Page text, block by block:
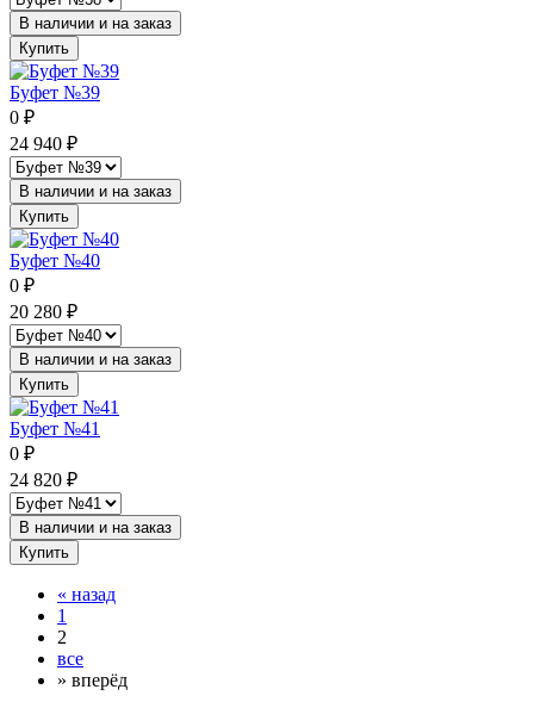
В наличии и на заказ
Купить
Буфет №39
0 ₽
24 940 ₽
В наличии и на заказ
Купить
Буфет №40
0 ₽
20 280 ₽
В наличии и на заказ
Купить
Буфет №41
0 ₽
24 820 ₽
В наличии и на заказ
Купить
« назад
1
2
все
» вперёд